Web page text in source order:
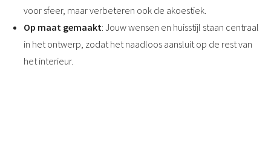
voor sfeer, maar verbeteren ook de akoestiek.
Op maat gemaakt: Jouw wensen en huisstijl staan centraal
in het ontwerp, zodat het naadloos aansluit op de rest van
het interieur.